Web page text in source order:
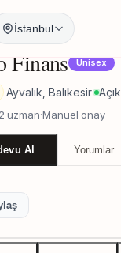
İstanbul
Finans Unisex
·Ayvalık, Balıkesir· Açık
2 uzman·Manuel onay
Al Yorumlar